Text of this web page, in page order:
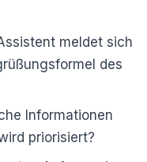
meldet sich
des
Informationen
priorisiert?